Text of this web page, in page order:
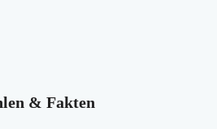
& Fakten